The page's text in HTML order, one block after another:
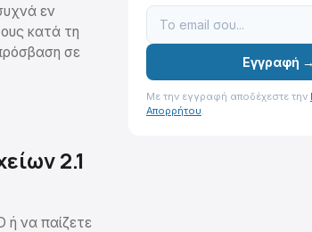
εν
κατά τη
σε
2.1
ή να παίζετε
Εγγραφή →
Με την εγγραφή αποδέχεστε την
Απορρήτου.